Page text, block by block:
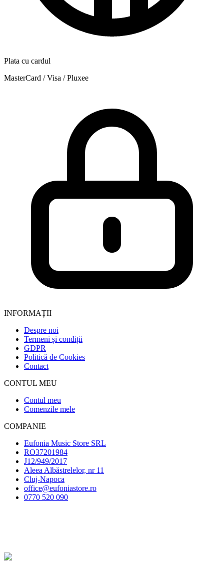
Plata cu cardul
MasterCard / Visa / Pluxee
INFORMAȚII
Despre noi
Termeni și condiții
GDPR
Politică de Cookies
Contact
CONTUL MEU
Contul meu
Comenzile mele
COMPANIE
Eufonia Music Store SRL
RO37201984
J12/949/2017
Aleea Albăstrelelor, nr 11
Cluj-Napoca
office@eufoniastore.ro
0770 520 090